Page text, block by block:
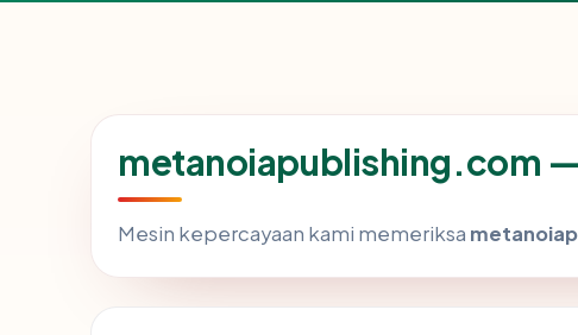
metanoiapublishing.com
Mesin kepercayaan kami memeriksa